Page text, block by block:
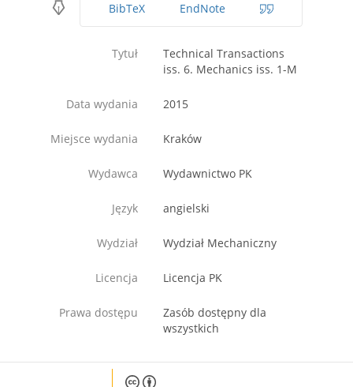
BibTeX EndNote
Tytuł
Technical Transactions
iss. 6. Mechanics iss. 1-M
Data wydania 2015
Miejsce wydania Kraków
Wydawca Wydawnictwo PK
Język angielski
Wydział Wydział Mechaniczny
Licencja Licencja PK
Prawa dostępu
Zasób dostępny dla
wszystkich